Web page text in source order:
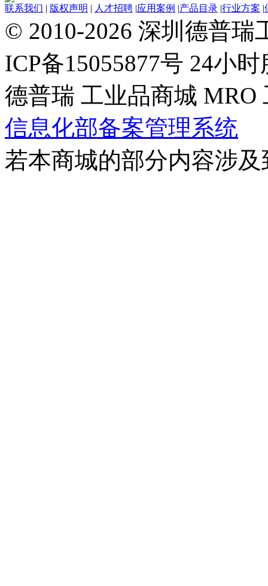
联系我们 | 版权声明 | 人才招聘 |应用案例 |产品目录 |行业方案 |
© 2010-2026 深圳德普瑞
ICP备15055877号 24小时
德普瑞 工业品商城 MRO
信息化部备案管理系统
若本商城的部分内容涉